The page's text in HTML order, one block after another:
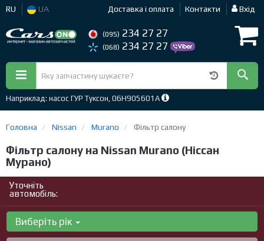
RU UA Доставка і оплата Контакти Вхід
(095) 234 27 27
(068) 234 27 27
Наприклад: насос ГУР Туксон, 06H905601A
Головна Nissan Murano Фільтр салону
Фільтр салону на Nissan Murano (Ніссан
Мурано)
Уточніть
автомобіль:
Виберіть рік